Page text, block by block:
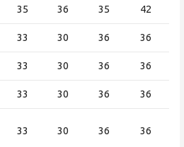
35 36 35 42
33 30 36 36
33 30 36 36
33 30 36 36
33 30 36 36